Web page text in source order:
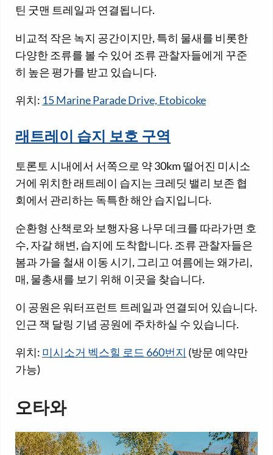
틴 굿맨 트레일과 연결됩니다.
비교적 작은 녹지 공간이지만, 특히 물새를 비롯한
다양한 조류를 볼 수 있어 조류 관찰자들에게 꾸준
히 높은 평가를 받고 있습니다.
위치: 15 Marine Parade Drive, Etobicoke
래트레이 습지 보호 구역
토론토 시내에서 서쪽으로 약 30km 떨어진 미시소
거에 위치한 래트레이 습지는 크레딧 밸리 보존 협
회에서 관리하는 독특한 해안 습지입니다.
순환형 산책로와 보행자용 나무 데크를 따라가면 호
수, 자갈 해변, 습지에 도착합니다. 조류 관찰자들은
봄과 가을 철새 이동 시기, 그리고 여름에는 왜가리,
매, 물총새를 보기 위해 이곳을 찾습니다.
이 공원은 워터프런트 트레일과 연결되어 있습니다.
인근 잭 달링 기념 공원에 주차하실 수 있습니다.
위치: 미시소거 벡스힐 로드 660번지 (방문 예약만
가능)
오타와